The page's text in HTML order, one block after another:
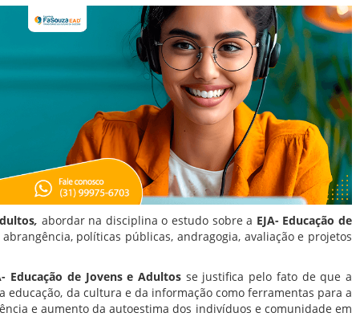
, abordar na disciplina o estudo sobre a EJA- Educação de
políticas públicas, andragogia, avaliação e projetos
Educação de Jovens e Adultosse justifica pelo fato de que a
educação, da cultura e da informação como ferramentas para a
e aumento da autoestima dos indivíduos e comunidade em